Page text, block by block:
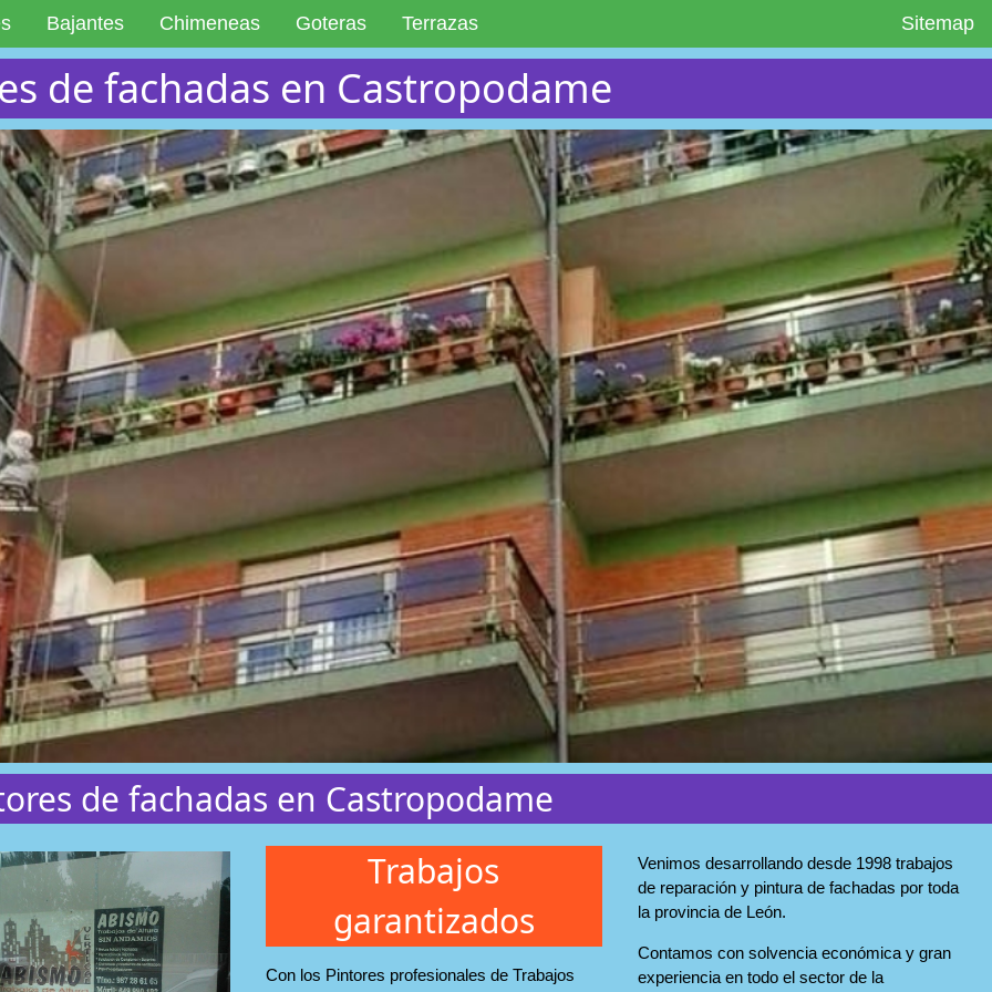
Bajantes Chimeneas Goteras Terrazas Sitemap
de fachadas en Castropodame
de fachadas en Castropodame
Trabajos
garantizados
Con los Pintores profesionales de Trabajos
Venimos desarrollando desde 1998 trabajos
de reparación y pintura de fachadas por toda
la provincia de León.
Contamos con solvencia económica y gran
experiencia en todo el sector de la